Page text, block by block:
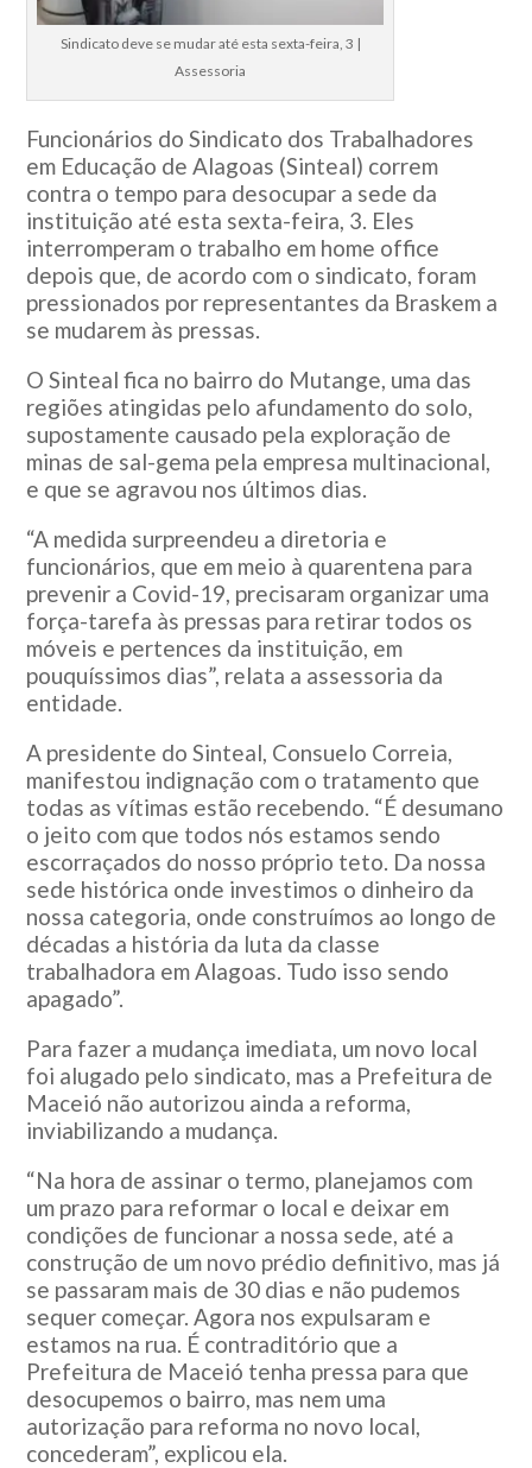
Sindicato deve se mudar até esta sexta-feira, 3 |
Assessoria
Funcionários do Sindicato dos Trabalhadores
em Educação de Alagoas (Sinteal) correm
contra o tempo para desocupar a sede da
instituição até esta sexta-feira, 3. Eles
interromperam o trabalho em home office
depois que, de acordo com o sindicato, foram
pressionados por representantes da Braskem a
se mudarem às pressas.
O Sinteal fica no bairro do Mutange, uma das
regiões atingidas pelo afundamento do solo,
supostamente causado pela exploração de
minas de sal-gema pela empresa multinacional,
e que se agravou nos últimos dias.
“A medida surpreendeu a diretoria e
funcionários, que em meio à quarentena para
prevenir a Covid-19, precisaram organizar uma
força-tarefa às pressas para retirar todos os
móveis e pertences da instituição, em
pouquíssimos dias”, relata a assessoria da
entidade.
A presidente do Sinteal, Consuelo Correia,
manifestou indignação com o tratamento que
todas as vítimas estão recebendo. “É desumano
o jeito com que todos nós estamos sendo
escorraçados do nosso próprio teto. Da nossa
sede histórica onde investimos o dinheiro da
nossa categoria, onde construímos ao longo de
décadas a história da luta da classe
trabalhadora em Alagoas. Tudo isso sendo
apagado”.
Para fazer a mudança imediata, um novo local
foi alugado pelo sindicato, mas a Prefeitura de
Maceió não autorizou ainda a reforma,
inviabilizando a mudança.
“Na hora de assinar o termo, planejamos com
um prazo para reformar o local e deixar em
condições de funcionar a nossa sede, até a
construção de um novo prédio definitivo, mas já
se passaram mais de 30 dias e não pudemos
sequer começar. Agora nos expulsaram e
estamos na rua. É contraditório que a
Prefeitura de Maceió tenha pressa para que
desocupemos o bairro, mas nem uma
autorização para reforma no novo local,
concederam”, explicou ela.